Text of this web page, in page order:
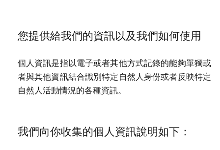
您提供給我們的資訊以及我們如何使用
個人資訊是指以電子或者其他方式記錄的能夠單獨或
者與其他資訊結合識別特定自然人身份或者反映特定
自然人活動情況的各種資訊。
我們向你收集的個人資訊說明如下：